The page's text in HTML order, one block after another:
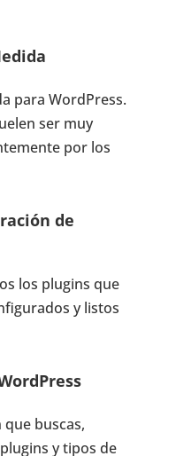
para WordPress.
ser muy
por los
de
los plugins que
y listos
buscas,
y tipos de